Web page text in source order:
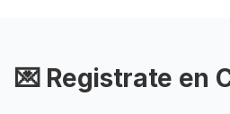
💌 Registrate en